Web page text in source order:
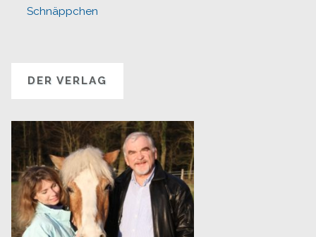
Schnäppchen
DER VERLAG